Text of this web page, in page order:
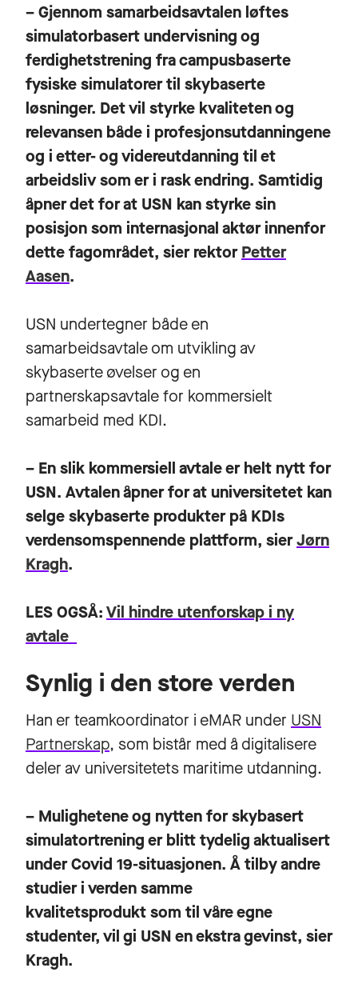
– Gjennom samarbeidsavtalen løftes
simulatorbasert undervisning og
ferdighetstrening fra campusbaserte
fysiske simulatorer til skybaserte
løsninger. Det vil styrke kvaliteten og
relevansen både i profesjonsutdanningene
og i etter- og videreutdanning til et
arbeidsliv som er i rask endring. Samtidig
åpner det for at USN kan styrke sin
posisjon som internasjonal aktør innenfor
dette fagområdet, sier rektorPetter
Aasen.
USN undertegner både en
samarbeidsavtale om utvikling av
skybaserte øvelser og en
partnerskapsavtale for kommersielt
samarbeid med KDI.
– En slik kommersiell avtale er helt nytt for
USN. Avtalen åpner for at universitetet kan
selge skybaserte produkter på KDIs
verdensomspennende plattform, sierJørn
Kragh.
LES OGSÅ:Vil hindre utenforskap i ny
avtale
Synlig i den store verden
Han er teamkoordinator i eMAR under USN
Partnerskap, som bistår med å digitalisere
deler av universitetets maritime utdanning.
– Mulighetene og nytten for skybasert
simulatortrening er blitt tydelig aktualisert
under Covid 19-situasjonen. Å tilby andre
studier i verden samme
kvalitetsprodukt som til våre egne
studenter, vil gi USN en ekstra gevinst, sier
Kragh.